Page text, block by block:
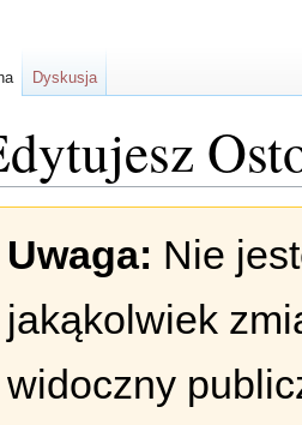
Uwaga: Nie
jakąkolwiek
widoczny
Dyskusja